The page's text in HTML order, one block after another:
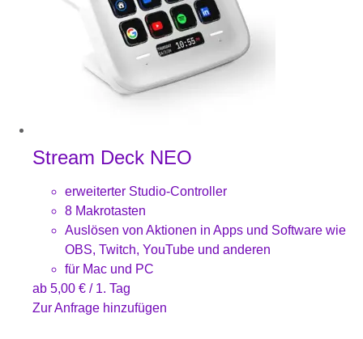
Stream Deck NEO
erweiterter Studio-Controller
8 Makrotasten
Auslösen von Aktionen in Apps und Software wie
OBS, Twitch, YouTube und anderen
für Mac und PC
ab 5,00 € / 1. Tag
Zur Anfrage hinzufügen